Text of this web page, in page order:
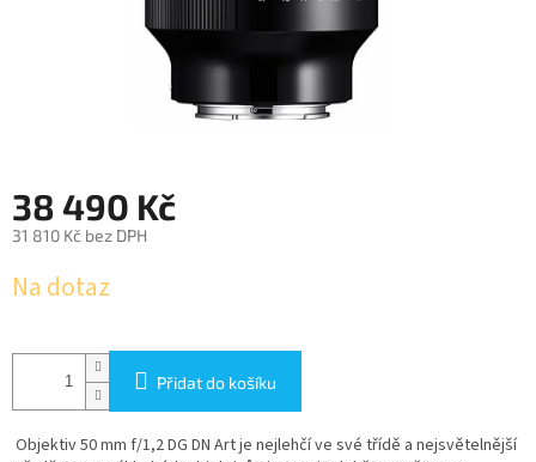
38 490 Kč
31 810 Kč bez DPH
cena:
Na dotaz
Přidat do košíku
Objektiv 50 mm f/1,2 DG DN Art je nejlehčí ve své třídě a nejsvětelnější